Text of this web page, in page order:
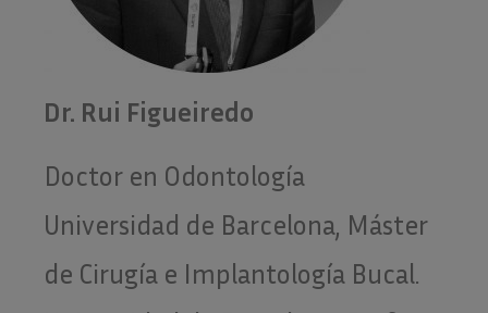
Dr. Rui Figueiredo
Doctor en Odontología
Universidad de Barcelona, Máster
de Cirugía e Implantología Bucal.